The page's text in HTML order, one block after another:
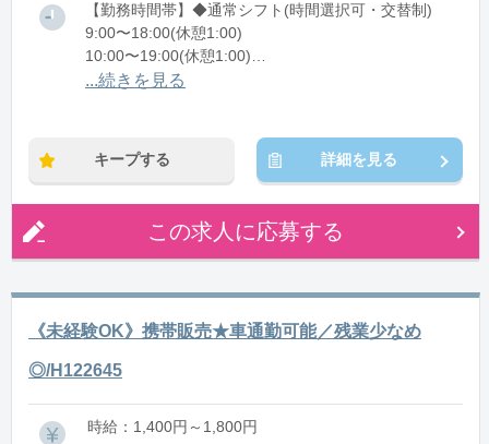
【勤務時間帯】◆通常シフト(時間選択可・交替制)
9:00〜18:00(休憩1:00)
10:00〜19:00(休憩1:00)
11:00〜20:00(休憩1:00)
※残業：1〜9時間程度/月
...続きを見る
キープする 詳細を見る
この求人に応募する
《未経験OK》携帯販売★車通勤可能／残業少なめ
◎/H122645
時給：1,400円～1,800円